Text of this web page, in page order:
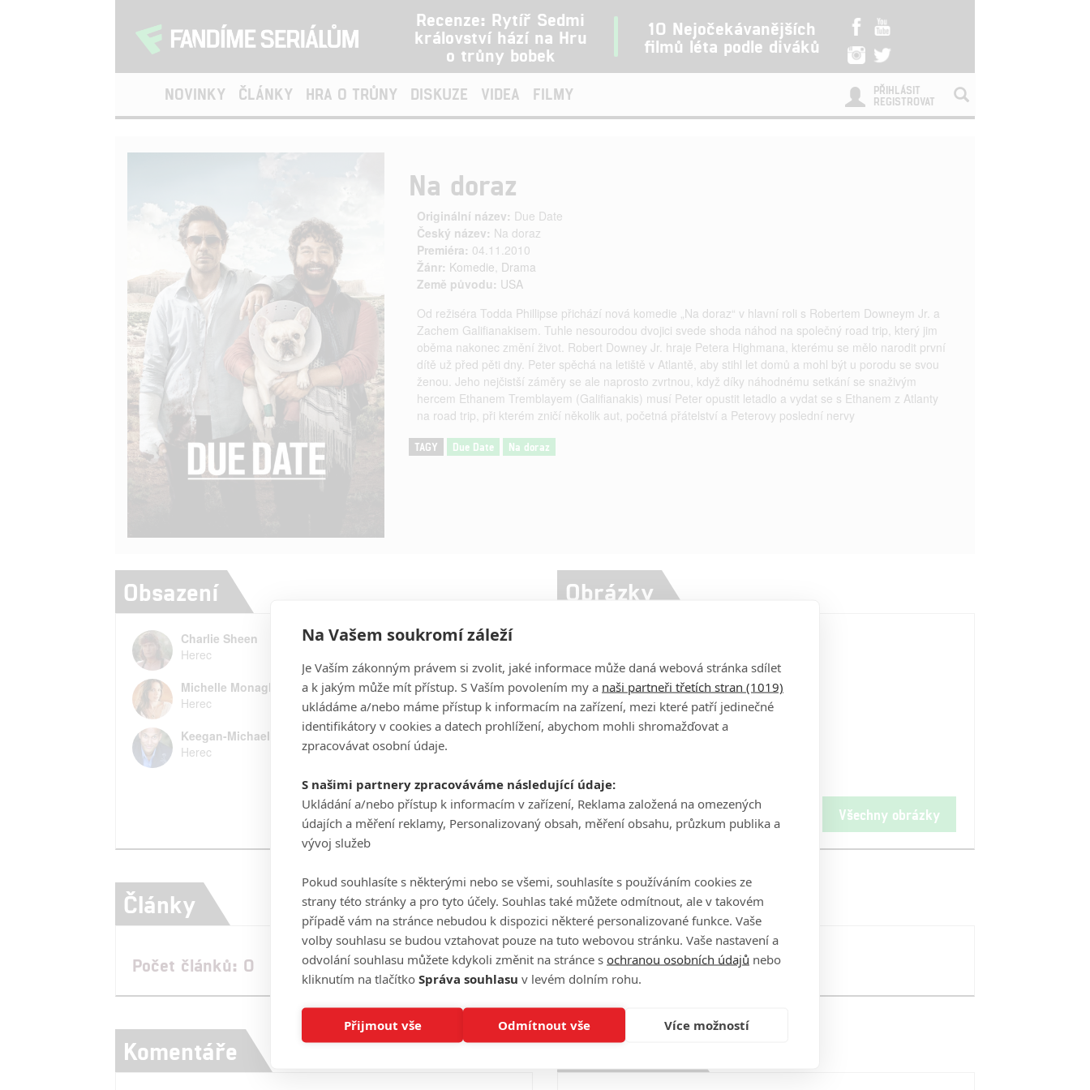
Recenze: Rytíř Sedmi
království hází na Hru
o trůny bobek
10 Nejočekávanějších
filmů léta podle diváků
NOVINKY ČLÁNKY HRA O TRŮNY DISKUZE VIDEA FILMY
PŘIHLÁSIT
REGISTROVAT
Na doraz
Originální název: Due Date
Český název: Na doraz
Premiéra: 04.11.2010
Žánr: Komedie, Drama
Země původu: USA
Od režiséra Todda Phillipse přichází nová komedie „Na doraz“ v hlavní roli s Robertem Downeym Jr. a
Zachem Galifianakisem. Tuhle nesourodou dvojici svede shoda náhod na společný road trip, který jim
oběma nakonec změní život. Robert Downey Jr. hraje Petera Highmana, kterému se mělo narodit první
dítě už před pěti dny. Peter spěchá na letiště v Atlantě, aby stihl let domů a mohl být u porodu se svou
ženou. Jeho nejčistší záměry se ale naprosto zvrtnou, když díky náhodnému setkání se snaživým
hercem Ethanem Tremblayem (Galifianakis) musí Peter opustit letadlo a vydat se s Ethanem z Atlanty
na road trip, při kterém zničí několik aut, početná přátelství a Peterovy poslední nervy
TAGY Due Date Na doraz
Obsazení
Charlie Sheen
Herec
Robert Downey Jr.
Michelle Monaghan
Herec
Jamie Foxx
Herec
Keegan-Michael Key
Herec
Zach Galifianakis
Herec
Celé obsazení
Obrázky
Počet obrázků: 1
Všechny obrázky
Články
Počet článků: 0
Videa
Počet videií: 0
Komentáře Hodnocení
Na Vašem soukromí záleží
Je Vaším zákonným právem si zvolit, jaké informace může daná webová stránka sdílet
a k jakým může mít přístup. S Vaším povolením my a naši partneři třetích stran (1019)
ukládáme a/nebo máme přístup k informacím na zařízení, mezi které patří jedinečné
identifikátory v cookies a datech prohlížení, abychom mohli shromažďovat a
zpracovávat osobní údaje.
S našimi partnery zpracováváme následující údaje:
Ukládání a/nebo přístup k informacím v zařízení, Reklama založená na omezených
údajích a měření reklamy, Personalizovaný obsah, měření obsahu, průzkum publika a
vývoj služeb
Pokud souhlasíte s některými nebo se všemi, souhlasíte s používáním cookies ze
strany této stránky a pro tyto účely. Souhlas také můžete odmítnout, ale v takovém
případě vám na stránce nebudou k dispozici některé personalizované funkce. Vaše
volby souhlasu se budou vztahovat pouze na tuto webovou stránku. Vaše nastavení a
odvolání souhlasu můžete kdykoli změnit na stránce s ochranou osobních údajů nebo
kliknutím na tlačítko Správa souhlasu v levém dolním rohu.
Přijmout vše Odmítnout vše Více možností